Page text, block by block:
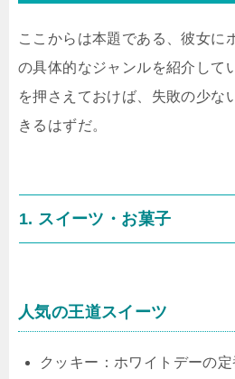
ここからは本題である、彼女に
の具体的なジャンルを紹介して
を押さえておけば、失敗の少な
きるはずだ。
1. スイーツ・お菓子
人気の王道スイーツ
クッキー：ホワイトデーの